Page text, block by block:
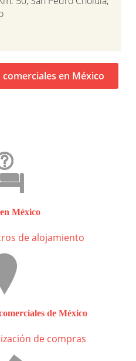
en México
México
de alojamiento
de México
de compras